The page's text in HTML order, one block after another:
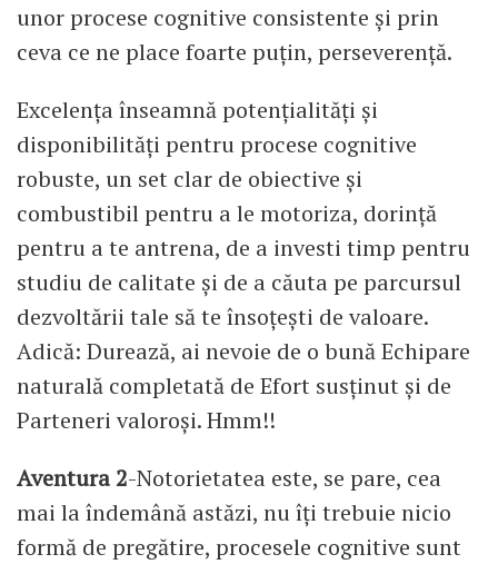
unor procese cognitive consistente și prin
ceva ce ne place foarte puțin, perseverență.
Excelența înseamnă potențialități și
disponibilități pentru procese cognitive
robuste, un set clar de obiective și
combustibil pentru a le motoriza, dorință
pentru a te antrena, de a investi timp pentru
studiu de calitate și de a căuta pe parcursul
dezvoltării tale să te însoțești de valoare.
Adică: Durează, ai nevoie de o bună Echipare
naturală completată de Efort susținut și de
Parteneri valoroși. Hmm!!
Aventura 2-Notorietatea este, se pare, cea
mai la îndemână astăzi, nu îți trebuie nicio
formă de pregătire, procesele cognitive sunt